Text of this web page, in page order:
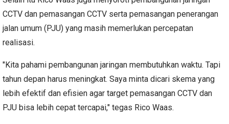
CCTV dan pemasangan CCTV serta pemasangan penerangan
jalan umum (PJU) yang masih memerlukan percepatan
realisasi.
"Kita pahami pembangunan jaringan membutuhkan waktu. Tapi
tahun depan harus meningkat. Saya minta dicari skema yang
lebih efektif dan efisien agar target pemasangan CCTV dan
PJU bisa lebih cepat tercapai," tegas Rico Waas.